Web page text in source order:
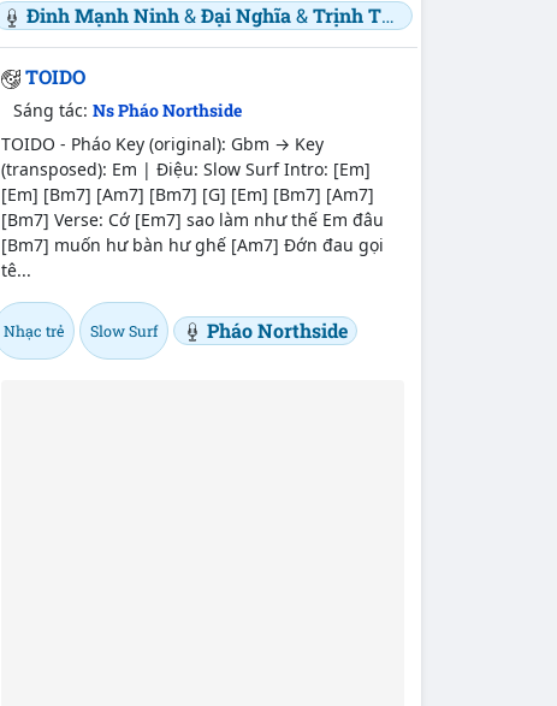
Đinh Mạnh Ninh&Đại Nghĩa&Trịnh Thăng Bình
TOIDO
Sáng tác:Ns Pháo Northside
TOIDO - Pháo Key (original): Gbm → Key
(transposed): Em | Điệu: Slow Surf Intro: [Em]
[Em] [Bm7] [Am7] [Bm7] [G] [Em] [Bm7] [Am7]
[Bm7] Verse: Cớ [Em7] sao làm như thế Em đâu
[Bm7] muốn hư bàn hư ghế [Am7] Đớn đau gọi
tê...
Nhạc trẻ Slow Surf Pháo Northside